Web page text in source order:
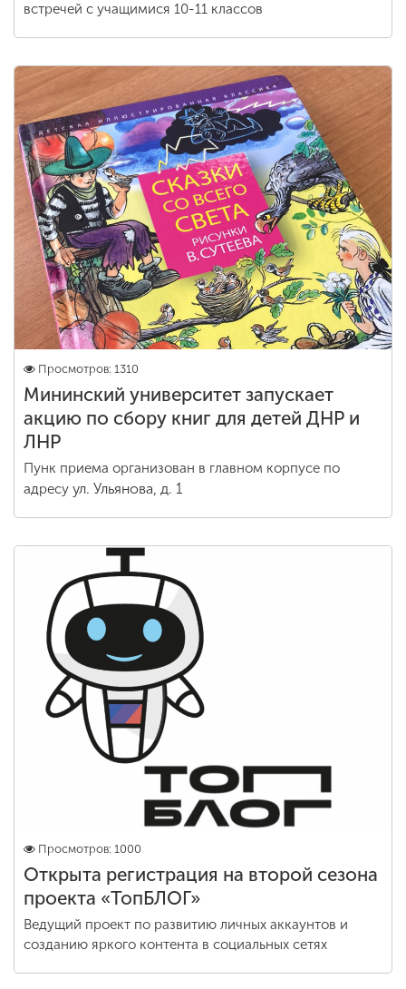
встречей с учащимися 10-11 классов
Просмотров: 1310
Мининский университет запускает
акцию по сбору книг для детей ДНР и
ЛНР
Пунк приема организован в главном корпусе по
адресу ул. Ульянова, д. 1
Просмотров: 1000
Открыта регистрация на второй сезона
проекта «ТопБЛОГ»
Ведущий проект по развитию личных аккаунтов и
созданию яркого контента в социальных сетях